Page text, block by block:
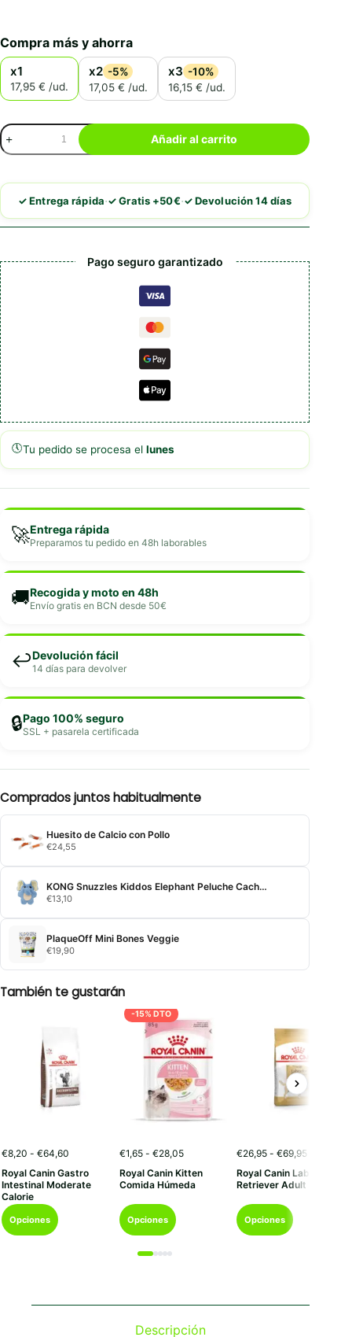
Compra más y ahorra
x1
17,95 € /ud.
x2 -5%
17,05 € /ud.
x3 -10%
16,15 € /ud.
Royal
Canin
Dachshund
cantidad
Añadir al carrito
✓ Entrega rápida·✓ Gratis +50€·✓ Devolución 14 días
Pago seguro garantizado
🕔Tu pedido se procesa el lunes
🚀Entrega rápida
Preparamos tu pedido en 48h laborables
🚚Recogida y moto en 48h
Envío gratis en BCN desde 50€
↩️Devolución fácil
14 días para devolver
🔒Pago 100% seguro
SSL + pasarela certificada
Comprados juntos habitualmente
Huesito de Calcio con Pollo
€24,55
KONG Snuzzles Kiddos Elephant Peluche Cachorros
€13,10
PlaqueOff Mini Bones Veggie
€19,90
También te gustarán
€8,20 - €64,60
precios:
desde
Royal Canin Gastro
Intestinal Moderate
Calorie
Opciones
Este
producto
opciones
-15% DTO
€1,65 - €28,05Rango
precios:
desde
Royal Canin Kitten
Comida Húmeda
Opciones
Este
producto
múltiples
opciones
€26,95 - €69,95
precios:
Royal Canin Labrador
Retriever Adult
Opciones
Este
producto
opciones
Descripción